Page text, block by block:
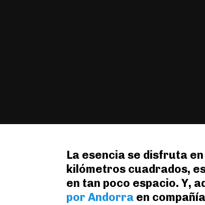
La esencia se disfruta
kilómetros cuadrados,
en tan poco espacio. Y,
por Andorra en